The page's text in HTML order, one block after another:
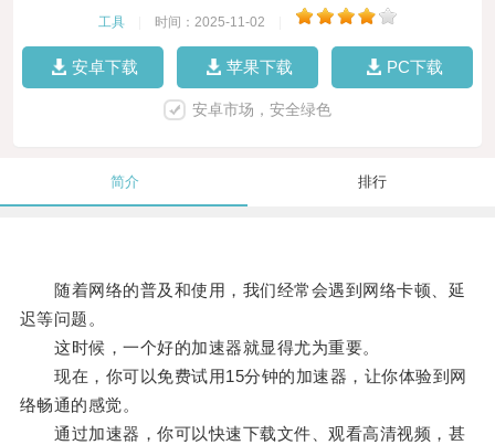
工具 时间：2025-11-02
安卓下载 苹果下载 PC下载
安卓市场，安全绿色
简介 排行
随着网络的普及和使用，我们经常会遇到网络卡顿、延
迟等问题。
这时候，一个好的加速器就显得尤为重要。
现在，你可以免费试用15分钟的加速器，让你体验到网
络畅通的感觉。
通过加速器，你可以快速下载文件、观看高清视频，甚